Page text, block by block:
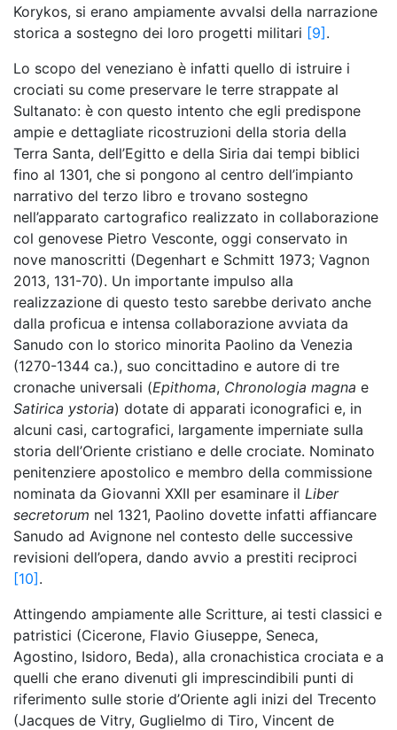
Korykos, si erano ampiamente avvalsi della narrazione
storica a sostegno dei loro progetti militari [9].
Lo scopo del veneziano è infatti quello di istruire i
crociati su come preservare le terre strappate al
Sultanato: è con questo intento che egli predispone
ampie e dettagliate ricostruzioni della storia della
Terra Santa, dell’Egitto e della Siria dai tempi biblici
fino al 1301, che si pongono al centro dell’impianto
narrativo del terzo libro e trovano sostegno
nell’apparato cartografico realizzato in collaborazione
col genovese Pietro Vesconte, oggi conservato in
nove manoscritti (Degenhart e Schmitt 1973; Vagnon
2013, 131-70). Un importante impulso alla
realizzazione di questo testo sarebbe derivato anche
dalla proficua e intensa collaborazione avviata da
Sanudo con lo storico minorita Paolino da Venezia
(1270-1344 ca.), suo concittadino e autore di tre
cronache universali (Epithoma, Chronologia magna e
Satirica ystoria) dotate di apparati iconografici e, in
alcuni casi, cartografici, largamente imperniate sulla
storia dell’Oriente cristiano e delle crociate. Nominato
penitenziere apostolico e membro della commissione
nominata da Giovanni XXII per esaminare il Liber
secretorum nel 1321, Paolino dovette infatti affiancare
Sanudo ad Avignone nel contesto delle successive
revisioni dell’opera, dando avvio a prestiti reciproci
[10].
Attingendo ampiamente alle Scritture, ai testi classici e
patristici (Cicerone, Flavio Giuseppe, Seneca,
Agostino, Isidoro, Beda), alla cronachistica crociata e a
quelli che erano divenuti gli imprescindibili punti di
riferimento sulle storie d’Oriente agli inizi del Trecento
(Jacques de Vitry, Guglielmo di Tiro, Vincent de